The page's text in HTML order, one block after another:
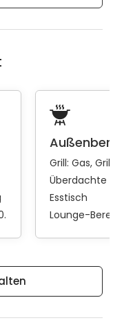
Grill: Gas
Überdachte
Esstisch
Lounge-